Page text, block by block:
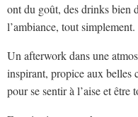
ont du goût, des drinks bien
l’ambiance, tout simplement.
Un afterwork dans une
inspirant, propice aux belles
pour se sentir à l’aise et être